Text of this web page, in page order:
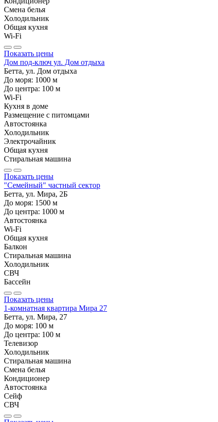
Смена белья
Холодильник
Общая кухня
Wi-Fi
Показать цены
Дом под-ключ ул. Дом отдыха
Бетта, ул. Дом отдыха
До моря: 1000 м
До центра: 100 м
Wi-Fi
Кухня в доме
Размещение с питомцами
Автостоянка
Холодильник
Электрочайник
Общая кухня
Стиральная машина
Показать цены
"Семейный" частный сектор
Бетта, ул. Мира, 2Б
До моря: 1500 м
До центра: 1000 м
Автостоянка
Wi-Fi
Общая кухня
Балкон
Стиральная машина
Холодильник
СВЧ
Бассейн
Показать цены
1-комнатная квартира Мира 27
Бетта, ул. Мира, 27
До моря: 100 м
До центра: 100 м
Телевизор
Холодильник
Стиральная машина
Смена белья
Кондиционер
Автостоянка
Сейф
СВЧ